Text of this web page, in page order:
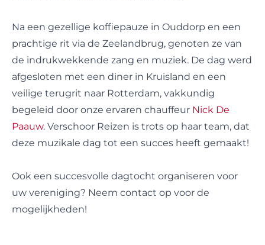
Na een gezellige koffiepauze in Ouddorp en een
prachtige rit via de Zeelandbrug, genoten ze van
de indrukwekkende zang en muziek. De dag werd
afgesloten met een diner in Kruisland en een
veilige terugrit naar Rotterdam, vakkundig
begeleid door onze ervaren chauffeur Nick De
Paauw. Verschoor Reizen is trots op haar team, dat
deze muzikale dag tot een succes heeft gemaakt!
Ook een succesvolle dagtocht organiseren voor
uw vereniging? Neem contact op voor de
mogelijkheden!